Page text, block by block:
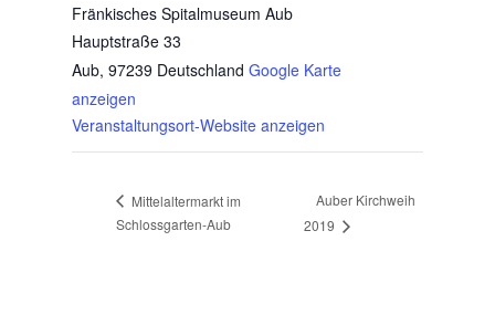
Fränkisches Spitalmuseum Aub
Hauptstraße 33
Aub, 97239 Deutschland Google Karte
anzeigen
Veranstaltungsort-Website anzeigen
Mittelaltermarkt im
Schlossgarten-Aub
Auber Kirchweih
2019